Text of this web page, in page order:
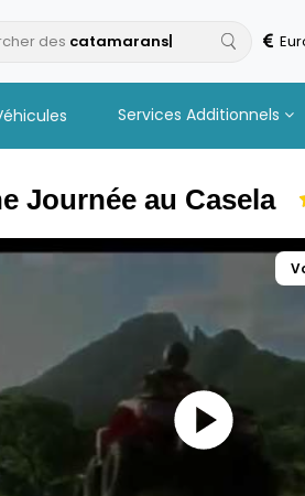
des ca
Services Additionnels
Journée au Casela